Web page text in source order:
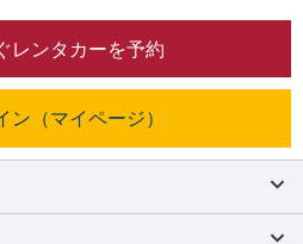
レンタカーを予約
ン（マイページ）